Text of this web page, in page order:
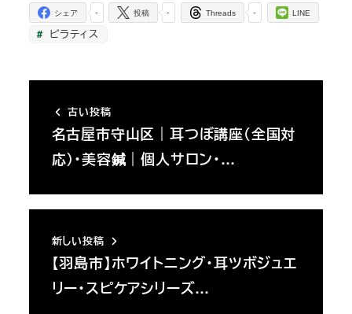
-
シェア -
投稿 -
Threads LINE
ピラティス
古い投稿
名古屋市守山区｜耳つぼ講座（全国対
応）・美容鍼｜個人サロン・…
新しい投稿
【羽島市】ホワイトニング・耳ツボジュエ
リー・スピケアシリーズ…